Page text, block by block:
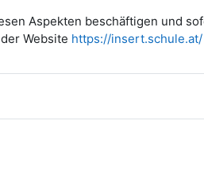
Aspekten beschäftigen und
Website https://insert.schule.at/